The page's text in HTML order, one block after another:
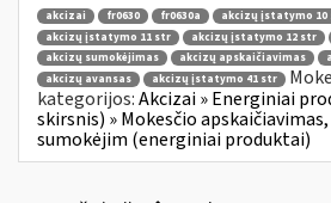
akcizai fr0630 fr0630a
akcizų įstatymo 10
akcizų įstatymo 11 str
akcizų įstatymo 12 str
akcizų sumokėjimas
akcizų apskaičiavimas
akcizų avansas
akcizų įstatymo 41 str
kategorijos:Akcizai » Energiniai
skirsnis) » Mokesčio
sumokėjim (energiniai produktai)